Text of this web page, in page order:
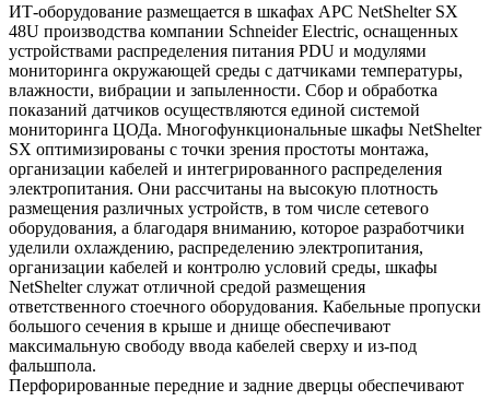
ИТ-оборудование размещается в шкафах APC NetShelter SX
48U производства компании Schneider Electric, оснащенных
устройствами распределения питания PDU и модулями
мониторинга окружающей среды с датчиками температуры,
влажности, вибрации и запыленности. Сбор и обработка
показаний датчиков осуществляются единой системой
мониторинга ЦОДа. Многофункциональные шкафы NetShelter
SX оптимизированы с точки зрения простоты монтажа,
организации кабелей и интегрированного распределения
электропитания. Они рассчитаны на высокую плотность
размещения различных устройств, в том числе сетевого
оборудования, а благодаря вниманию, которое разработчики
уделили охлаждению, распределению электропитания,
организации кабелей и контролю условий среды, шкафы
NetShelter служат отличной средой размещения
ответственного стоечного оборудования. Кабельные пропуски
большого сечения в крыше и днище обеспечивают
максимальную свободу ввода кабелей сверху и из-под
фальшпола.
Перфорированные передние и задние дверцы обеспечивают